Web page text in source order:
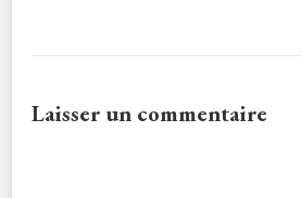
Laisser un commentaire